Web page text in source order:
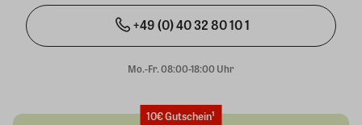
+49 (0) 40 32 80 10 1
Mo.-Fr. 08:00-18:00 Uhr
10€ Gutschein¹